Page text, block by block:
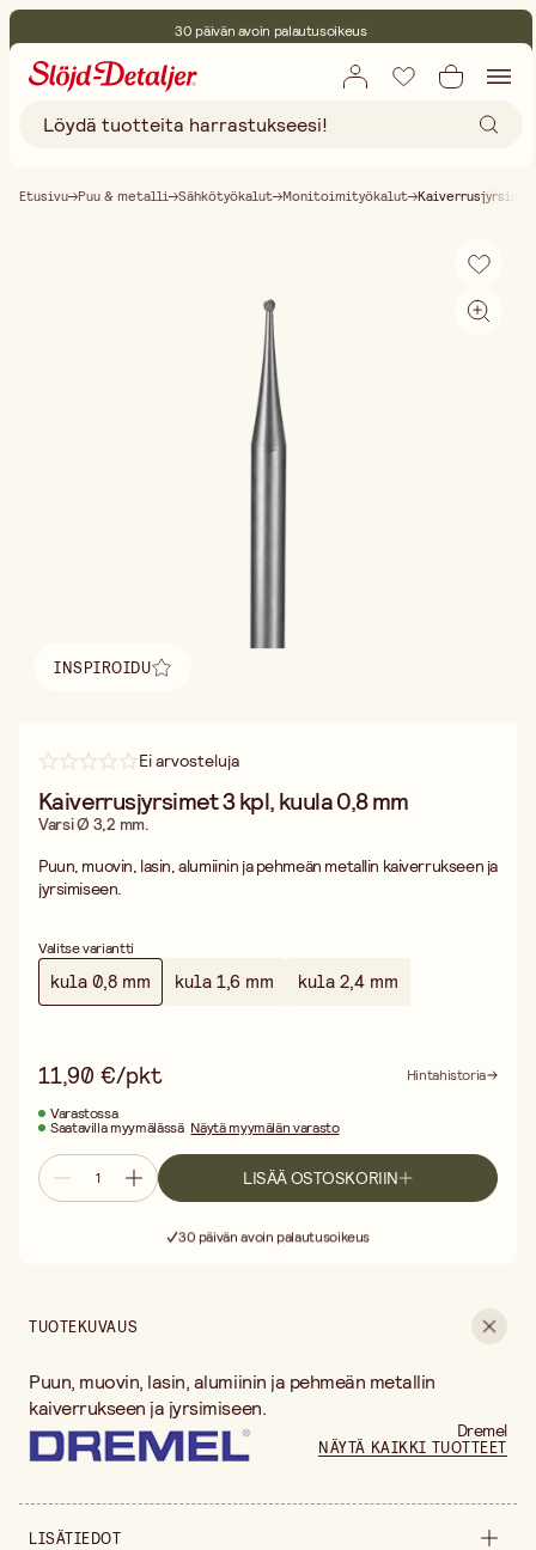
30 päivän avoin palautusoikeus
Ilmainen toimitus yli 75 € ostoksille
Etusivu Puu & metalli Sähkötyökalut Monitoimityökalut
INSPIROIDU
Löydä inspiraatio
Ei arvosteluja
Kaiverrusjyrsimet 3 kpl, kuula 0,8 mm
Varsi Ø 3,2 mm.
Puun, muovin, lasin, alumiinin ja pehmeän metallin kaiverrukseen ja
jyrsimiseen.
Valitse variantti
kula 0,8 mm kula 1,6 mm kula 2,4 mm
11,90 €/pkt
Hintahistoria
Varastossa
Saatavilla myymälässä Näytä myymälän varasto
LISÄÄ OSTOSKORIIN
Ilmainen toimitus yli 75 € ostoksille
30 päivän avoin palautusoikeus
TUOTEKUVAUS
Puun, muovin, lasin, alumiinin ja pehmeän metallin
kaiverrukseen ja jyrsimiseen.
Dremel
NÄYTÄ KAIKKI TUOTTEET
LISÄTIEDOT